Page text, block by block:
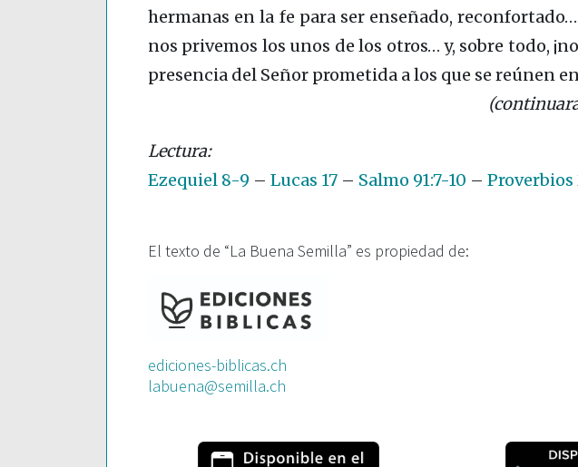
hermanas en la fe para ser enseñado,
nos privemos los unos de los otros… y, sobre todo,
presencia del Señor prometida a los que se reúnen
Ezequiel 8-9 – Lucas 17 – Salmo 91:7-10 –
El texto de “La Buena Semilla” es propiedad de:
ediciones-biblicas.ch
labuena@semilla.ch